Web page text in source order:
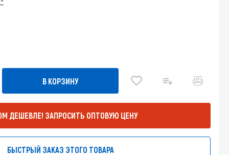
В КОРЗИНУ
ДЕШЕВЛЕ! ЗАПРОСИТЬ ОПТОВУЮ ЦЕНУ
БЫСТРЫЙ ЗАКАЗ ЭТОГО ТОВАРА